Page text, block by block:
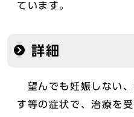
ています。
詳細
望んでも妊娠しない
す等の症状で、治療を